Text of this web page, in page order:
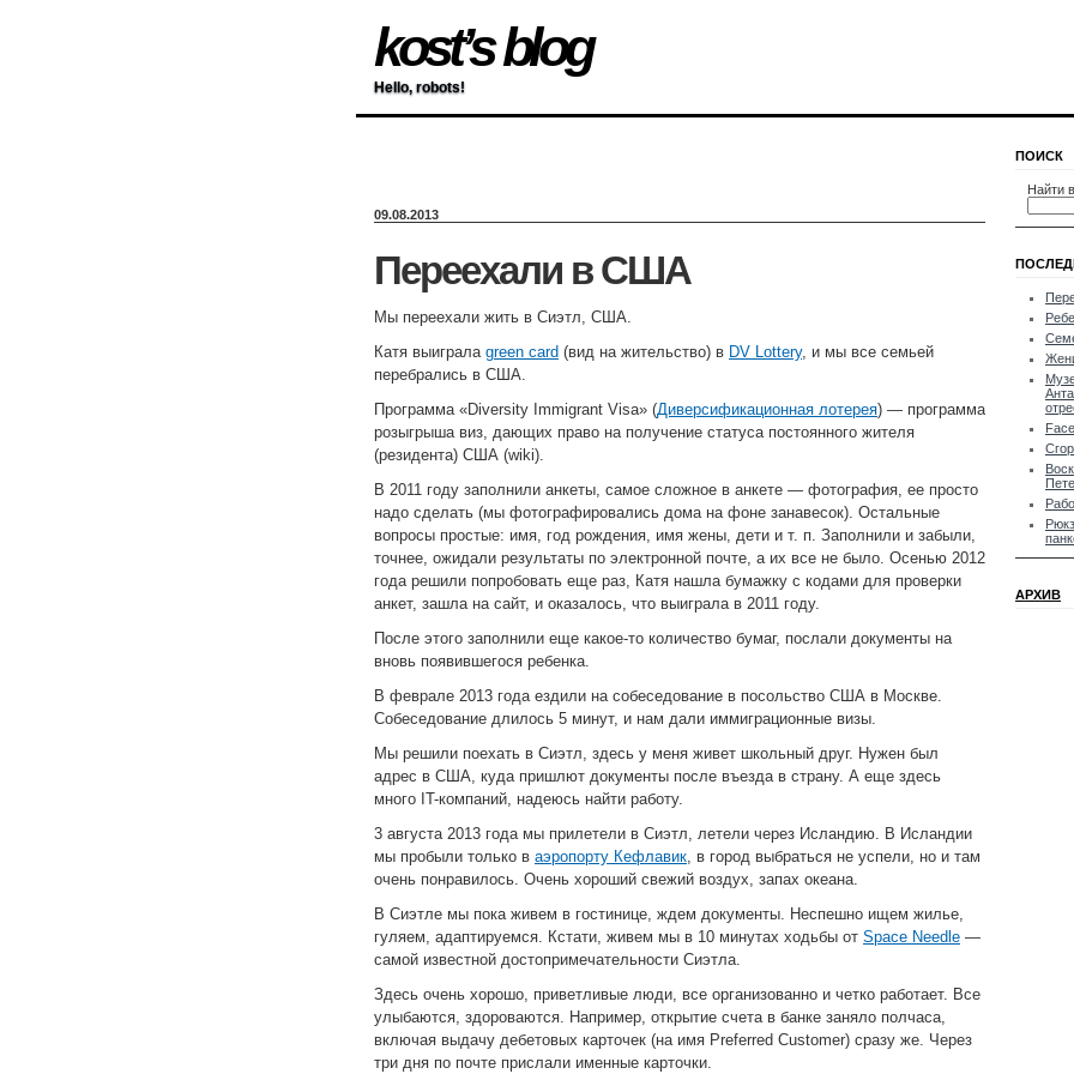
kost’s blog
Hello, robots!
09.08.2013
Переехали в США
Мы переехали жить в Сиэтл, США.
Катя выиграла green card (вид на жительство) в DV Lottery, и мы все семьей
перебрались в США.
Программа «Diversity Immigrant Visa» (Диверсификационная лотерея) — программа
розыгрыша виз, дающих право на получение статуса постоянного жителя
(резидента) США (wiki).
В 2011 году заполнили анкеты, самое сложное в анкете — фотография, ее просто
надо сделать (мы фотографировались дома на фоне занавесок). Остальные
вопросы простые: имя, год рождения, имя жены, дети и т. п. Заполнили и забыли,
точнее, ожидали результаты по электронной почте, а их все не было. Осенью 2012
года решили попробовать еще раз, Катя нашла бумажку с кодами для проверки
анкет, зашла на сайт, и оказалось, что выиграла в 2011 году.
После этого заполнили еще какое-то количество бумаг, послали документы на
вновь появившегося ребенка.
В феврале 2013 года ездили на собеседование в посольство США в Москве.
Собеседование длилось 5 минут, и нам дали иммиграционные визы.
Мы решили поехать в Сиэтл, здесь у меня живет школьный друг. Нужен был
адрес в США, куда пришлют документы после въезда в страну. А еще здесь
много IT-компаний, надеюсь найти работу.
3 августа 2013 года мы прилетели в Сиэтл, летели через Исландию. В Исландии
мы пробыли только в аэропорту Кефлавик, в город выбраться не успели, но и там
очень понравилось. Очень хороший свежий воздух, запах океана.
В Сиэтле мы пока живем в гостинице, ждем документы. Неспешно ищем жилье,
гуляем, адаптируемся. Кстати, живем мы в 10 минутах ходьбы от Space Needle —
самой известной достопримечательности Сиэтла.
Здесь очень хорошо, приветливые люди, все организованно и четко работает. Все
улыбаются, здороваются. Например, открытие счета в банке заняло полчаса,
включая выдачу дебетовых карточек (на имя Preferred Customer) сразу же. Через
три дня по почте прислали именные карточки.
ПОИСК
Найти
АРХИВ